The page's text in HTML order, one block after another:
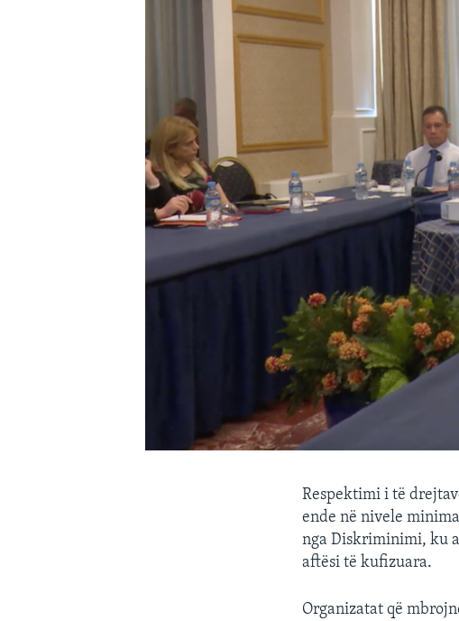
Respektimi i të
ende në nivele
nga Diskriminimi, ku
aftësi të kufizuara.
Organizatat që